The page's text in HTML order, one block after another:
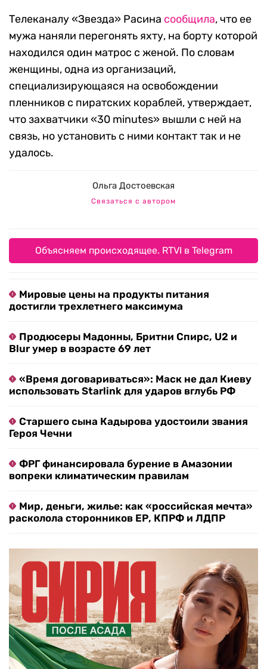
Телеканалу «Звезда» Расина сообщила, что ее
мужа наняли перегонять яхту, на борту которой
находился один матрос с женой. По словам
женщины, одна из организаций,
специализирующаяся на освобождении
пленников с пиратских кораблей, утверждает,
что захватчики «30 minutes» вышли с ней на
связь, но установить с ними контакт так и не
удалось.
Ольга Достоевская
Связаться с автором
Объясняем происходящее. RTVI в Telegram
Мировые цены на продукты питания
достигли трехлетнего максимума
Продюсеры Мадонны, Бритни Спирс, U2 и
Blur умер в возрасте 69 лет
«Время договариваться»: Маск не дал Киеву
использовать Starlink для ударов вглубь РФ
Старшего сына Кадырова удостоили звания
Героя Чечни
ФРГ финансировала бурение в Амазонии
вопреки климатическим правилам
Мир, деньги, жилье: как «российская мечта»
расколола сторонников ЕР, КПРФ и ЛДПР